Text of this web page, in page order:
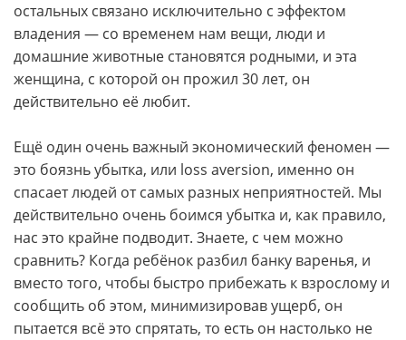
остальных связано исключительно с эффектом
владения — со временем нам вещи, люди и
домашние животные становятся родными, и эта
женщина, с которой он прожил 30 лет, он
действительно её любит.
Ещё один очень важный экономический феномен —
это боязнь убытка, или loss aversion, именно он
спасает людей от самых разных неприятностей. Мы
действительно очень боимся убытка и, как правило,
нас это крайне подводит. Знаете, с чем можно
сравнить? Когда ребёнок разбил банку варенья, и
вместо того, чтобы быстро прибежать к взрослому и
сообщить об этом, минимизировав ущерб, он
пытается всё это спрятать, то есть он настолько не